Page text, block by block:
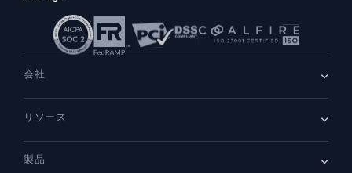
会社
採用情報
リーダーシップ
ニュースルーム
リソース
顧客事例
製品